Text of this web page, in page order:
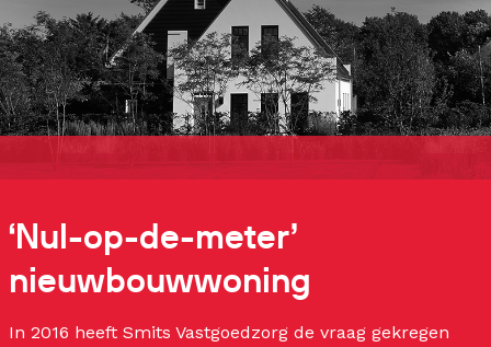
‘Nul-op-de-meter’
nieuwbouwwoning
In 2016 heeft Smits Vastgoedzorg de vraag gekregen